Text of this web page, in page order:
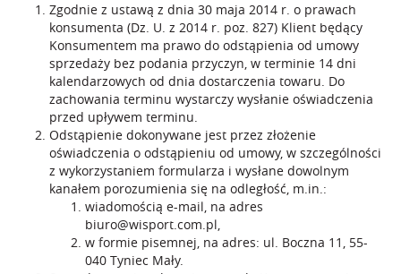
Zgodnie z ustawą z dnia 30 maja 2014 r. o prawach
konsumenta (Dz. U. z 2014 r. poz. 827) Klient będący
Konsumentem ma prawo do odstąpienia od umowy
sprzedaży bez podania przyczyn, w terminie 14 dni
kalendarzowych od dnia dostarczenia towaru. Do
zachowania terminu wystarczy wysłanie oświadczenia
przed upływem terminu.
Odstąpienie dokonywane jest przez złożenie
oświadczenia o odstąpieniu od umowy, w szczególności
z wykorzystaniem formularza i wysłane dowolnym
kanałem porozumienia się na odległość, m.in.:
wiadomością e-mail, na adres
biuro@wisport.com.pl,
w formie pisemnej, na adres: ul. Boczna 11, 55-
040 Tyniec Mały.